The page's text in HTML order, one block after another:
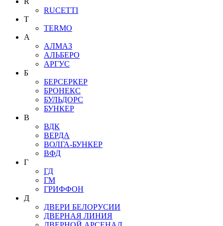
RUCETTI
T
TERMO
А
АЛМАЗ
АЛЬБЕРО
АРГУС
Б
БЕРСЕРКЕР
БРОНЕКС
БУЛЬДОРС
БУНКЕР
В
ВДК
ВЕРДА
ВОЛГА-БУНКЕР
ВФД
Г
ГД
ГМ
ГРИФФОН
Д
ДВЕРИ БЕЛОРУСИИ
ДВЕРНАЯ ЛИНИЯ